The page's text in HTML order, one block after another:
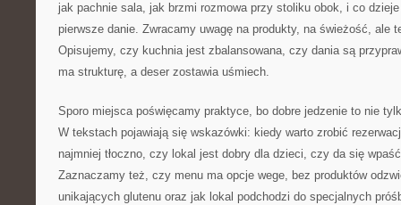
jak pachnie sala, jak brzmi rozmowa przy stoliku obok, i co
pierwsze danie. Zwracamy uwagę na produkty, na świeżość, ale
Opisujemy, czy kuchnia jest zbalansowana, czy dania są
ma strukturę, a deser zostawia uśmiech.
Sporo miejsca poświęcamy praktyce, bo dobre jedzenie to nie
W tekstach pojawiają się wskazówki: kiedy warto zrobić
najmniej tłoczno, czy lokal jest dobry dla dzieci, czy da się
Zaznaczamy też, czy menu ma opcje wege, bez produktów
unikających glutenu oraz jak lokal podchodzi do specjalnych